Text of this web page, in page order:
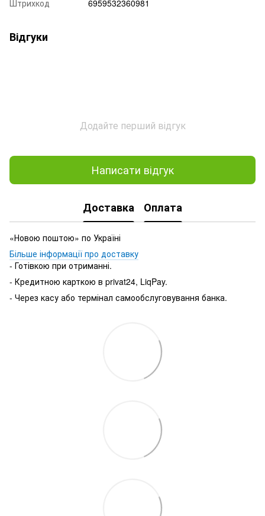
Штрихкод 6959532360981
Відгуки
Додайте перший відгук
Написати відгук
Доставка Оплата
«Новою поштою» по Україні
Більше інформації про доставку
- Готівкою при отриманні.
- Кредитною карткою в privat24, LiqPay.
- Через касу або термінал самообслуговування банка.